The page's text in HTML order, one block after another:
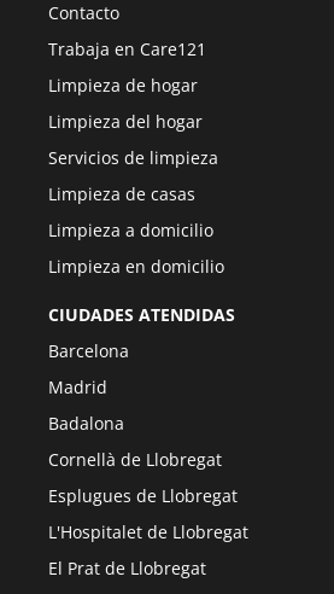
Contacto
Trabaja en Care121
Limpieza de hogar
Limpieza del hogar
Servicios de limpieza
Limpieza de casas
Limpieza a domicilio
Limpieza en domicilio
CIUDADES ATENDIDAS
Barcelona
Madrid
Badalona
Cornellà de Llobregat
Esplugues de Llobregat
L'Hospitalet de Llobregat
El Prat de Llobregat